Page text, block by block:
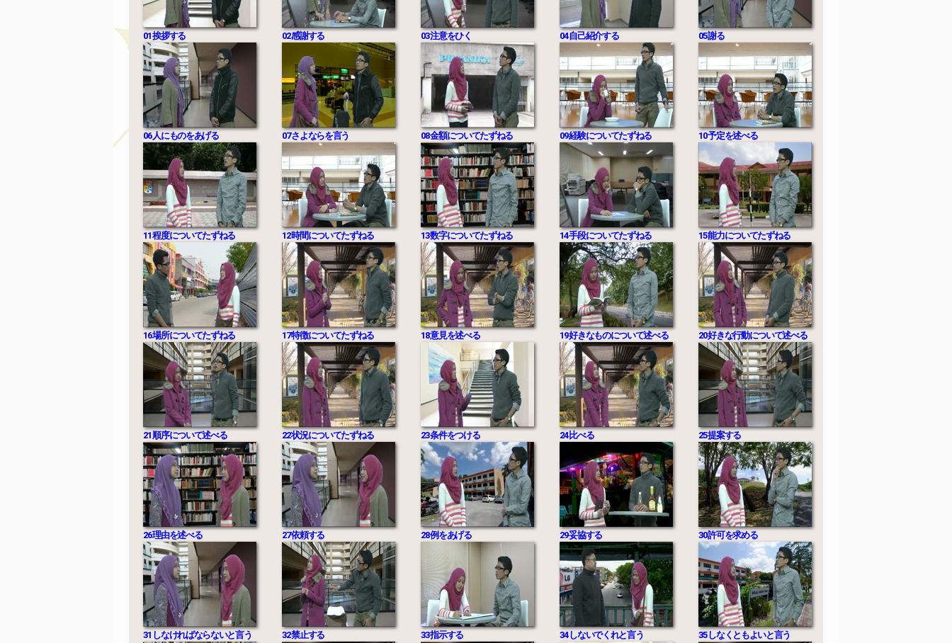
01 挨拶する 02 感謝する 03 注意をひく 04 自己紹介する 05 謝る
06 人にものをあげる 07 さよならを言う 08 金額についてたずねる 09 経験についてたずねる 10 予定を述べる
11 程度についてたずねる 12 時間についてたずねる 13 数字についてたずねる 14 手段についてたずねる 15 能力についてたずねる
16 場所についてたずねる 17 特徴についてたずねる 18 意見を述べる 19 好きなものについて述べる 20 好きな行動について述べる
21 順序について述べる 22 状況についてたずねる 23 条件をつける 24 比べる 25 提案する
26 理由を述べる 27 依頼する 28 例をあげる 29 妥協する 30 許可を求める
31 しなければならないと言う 32 禁止する 33 指示する 34 しないでくれと言う 35 しなくともよいと言う